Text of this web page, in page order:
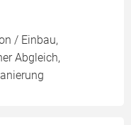
/ Einbau,
Abgleich,